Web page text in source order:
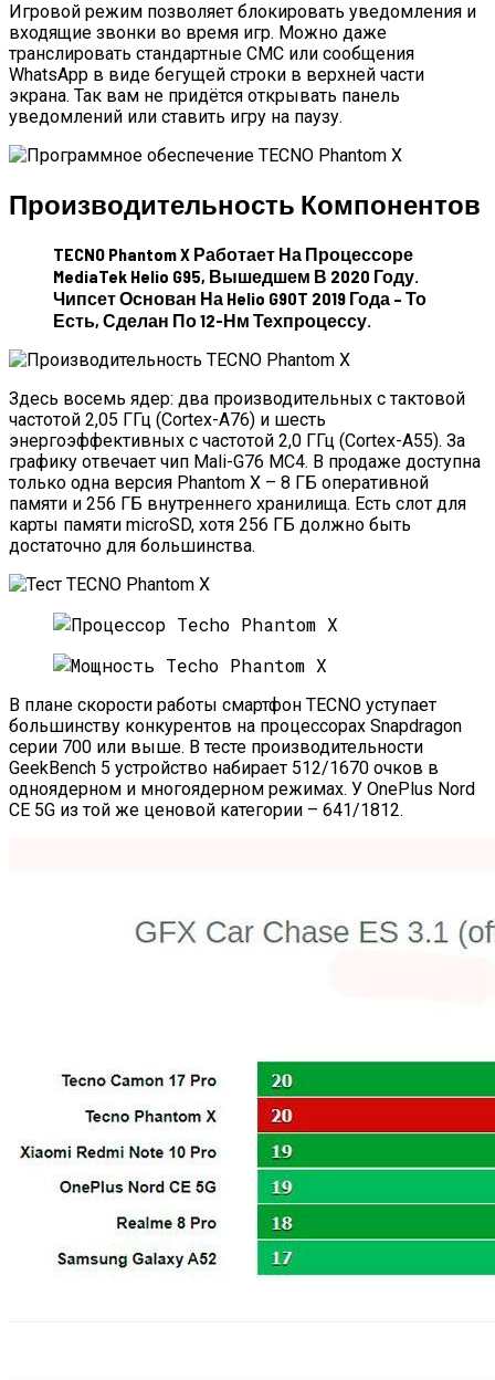
Игровой режим позволяет блокировать уведомления и
входящие звонки во время игр. Можно даже
транслировать стандартные СМС или сообщения
WhatsApp в виде бегущей строки в верхней части
экрана. Так вам не придётся открывать панель
уведомлений или ставить игру на паузу.
Производительность Компонентов
TECNO Phantom X Работает На Процессоре
MediaTek Helio G95, Вышедшем В 2020 Году.
Чипсет Основан На Helio G90T 2019 Года – То
Есть, Сделан По 12-Нм Техпроцессу.
Здесь восемь ядер: два производительных с тактовой
частотой 2,05 ГГц (Cortex-A76) и шесть
энергоэффективных с частотой 2,0 ГГц (Cortex-A55). За
графику отвечает чип Mali-G76 MC4. В продаже доступна
только одна версия Phantom X – 8 ГБ оперативной
памяти и 256 ГБ внутреннего хранилища. Есть слот для
карты памяти microSD, хотя 256 ГБ должно быть
достаточно для большинства.
В плане скорости работы смартфон TECNO уступает
большинству конкурентов на процессорах Snapdragon
серии 700 или выше. В тесте производительности
GeekBench 5 устройство набирает 512/1670 очков в
одноядерном и многоядерном режимах. У OnePlus Nord
CE 5G из той же ценовой категории – 641/1812.